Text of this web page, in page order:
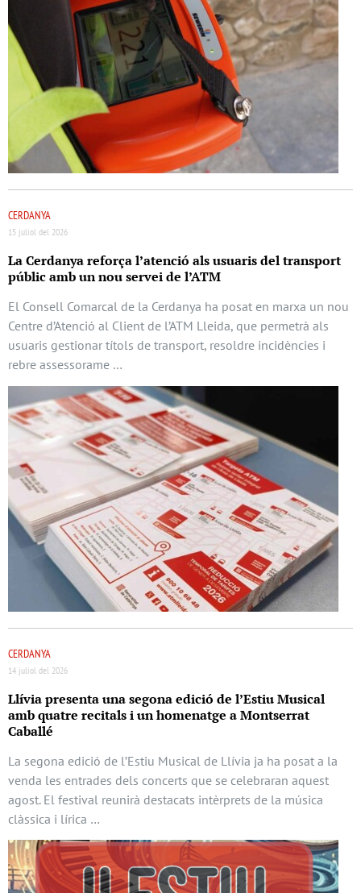
CERDANYA
15 juliol del 2026
La Cerdanya reforça l’atenció als usuaris del transport
públic amb un nou servei de l’ATM
El Consell Comarcal de la Cerdanya ha posat en marxa un nou
Centre d’Atenció al Client de l’ATM Lleida, que permetrà als
usuaris gestionar títols de transport, resoldre incidències i
rebre assessorame …
CERDANYA
14 juliol del 2026
Llívia presenta una segona edició de l’Estiu Musical
amb quatre recitals i un homenatge a Montserrat
Caballé
La segona edició de l’Estiu Musical de Llívia ja ha posat a la
venda les entrades dels concerts que se celebraran aquest
agost. El festival reunirà destacats intèrprets de la música
clàssica i lírica …